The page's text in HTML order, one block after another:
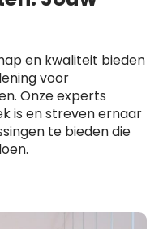
en kwaliteit bieden
voor
Onze experts
is en streven ernaar
te bieden die